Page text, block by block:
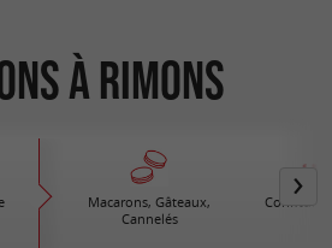
à Rimons
Macarons, Gâteaux,
Cannelés
Confiture